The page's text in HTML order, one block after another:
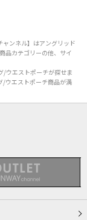
ンネル】はアングリッド
品カテゴリーの他、サイ
/ウエストポーチが探せま
/ウエストポーチ商品が満